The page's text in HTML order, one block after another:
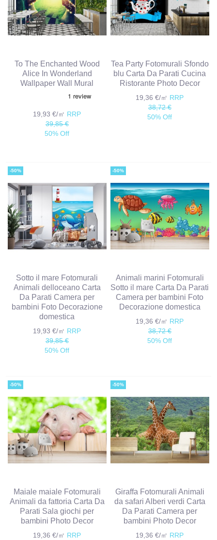
To The Enchanted Wood
Alice In Wonderland
Wallpaper Wall Mural
19,93 €/㎡ RRP
39,85 €
50% Off
Tea Party Fotomurali Sfondo
blu Carta Da Parati Cucina
Ristorante Photo Decor
19,36 €/㎡ RRP
38,72 €
50% Off
-50%
Sotto il mare Fotomurali
Animali delloceano Carta
Da Parati Camera per
bambini Foto Decorazione
domestica
19,93 €/㎡ RRP
39,85 €
50% Off
-50%
Animali marini Fotomurali
Sotto il mare Carta Da Parati
Camera per bambini Foto
Decorazione domestica
19,36 €/㎡ RRP
38,72 €
50% Off
-50%
Maiale maiale Fotomurali
Animali da fattoria Carta Da
Parati Sala giochi per
bambini Photo Decor
19,36 €/㎡ RRP
-50%
Giraffa Fotomurali Animali
da safari Alberi verdi Carta
Da Parati Camera per
bambini Photo Decor
19,36 €/㎡ RRP